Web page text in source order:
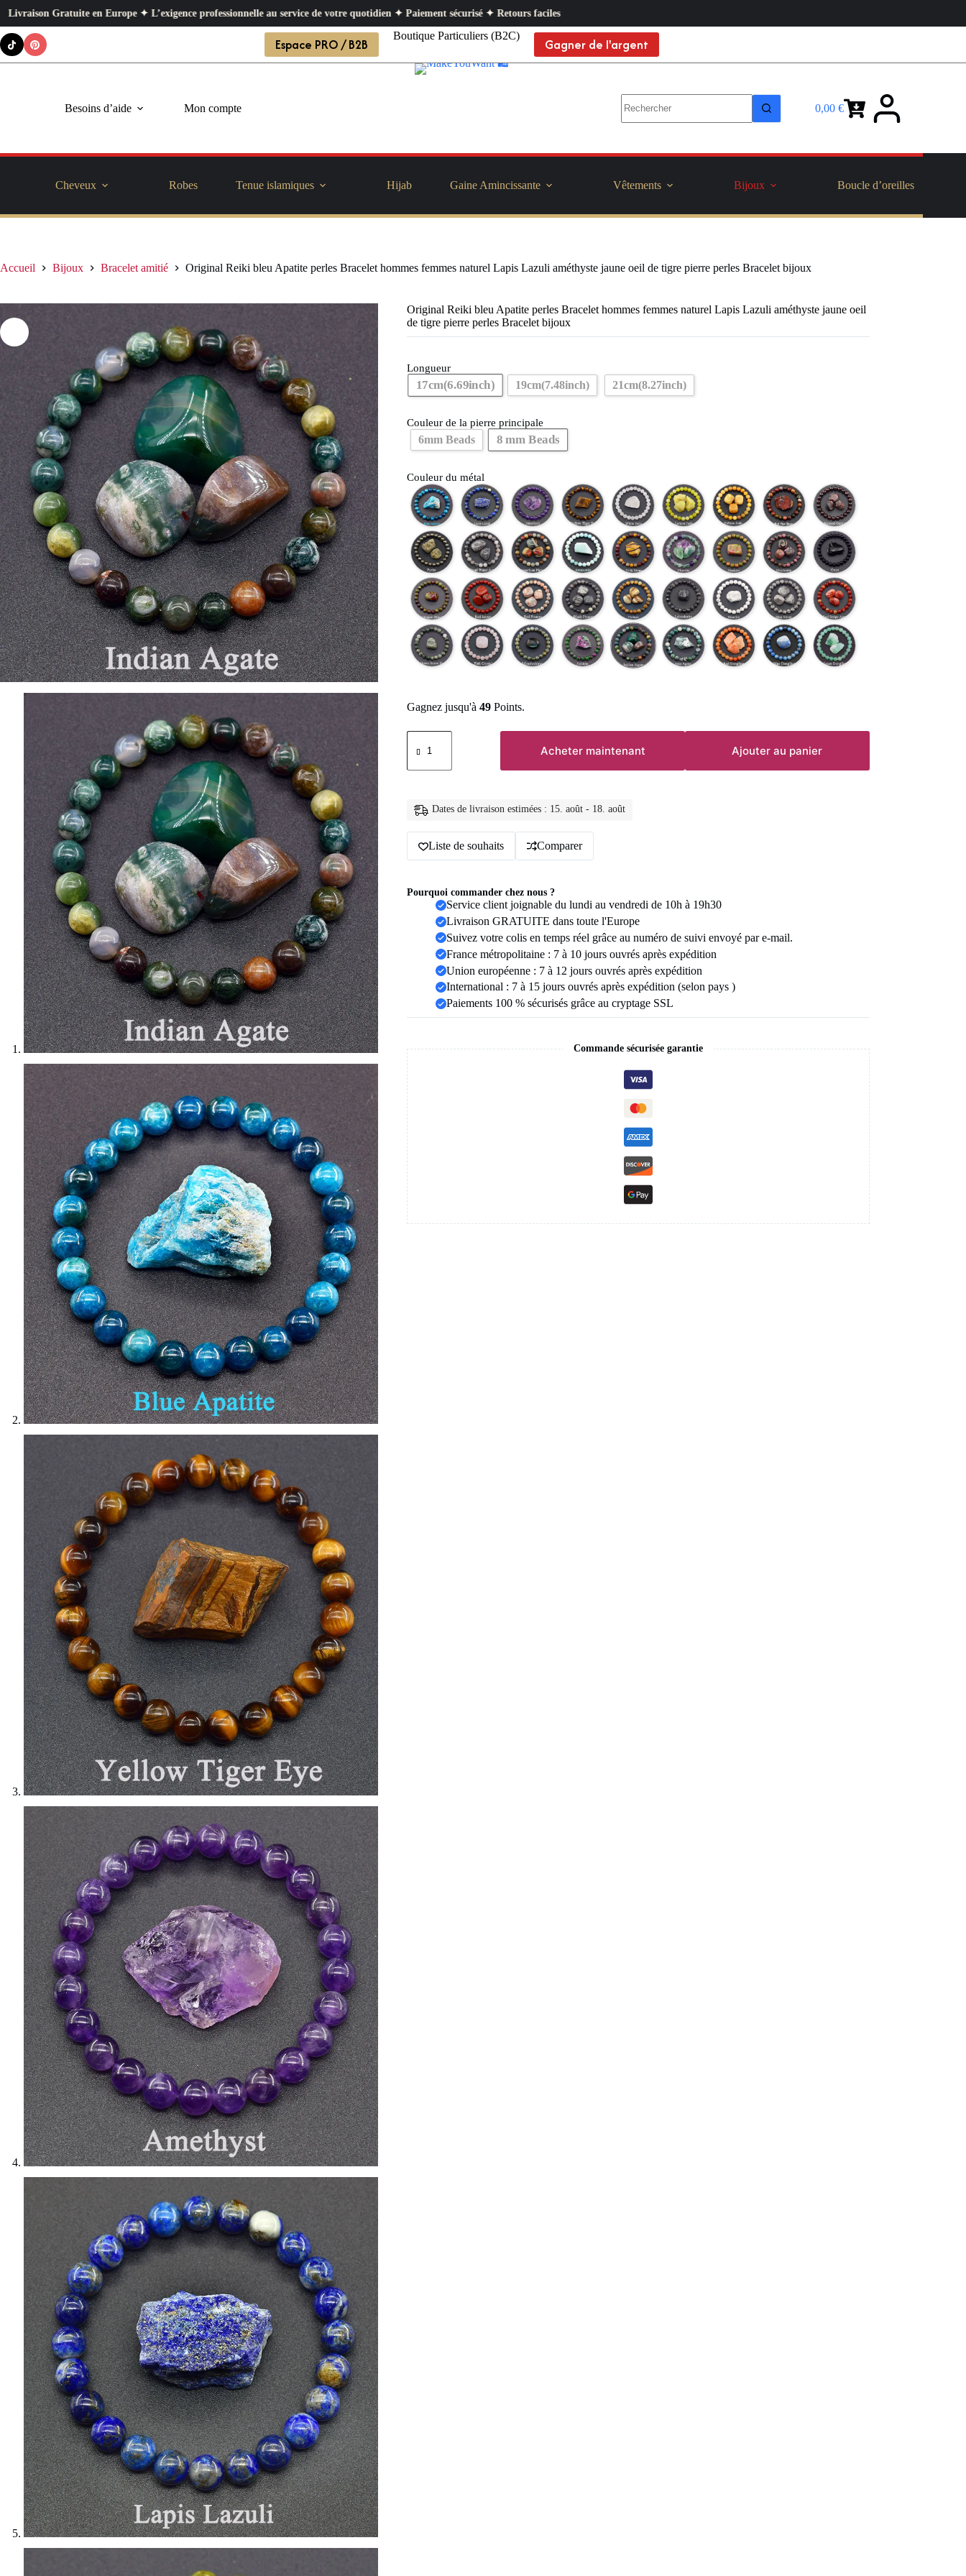
Europe ✦ L’exigence professionnelle au service de votre quotidien ✦ Paiement sécurisé ✦ Retours faciles
Passer
au
contenu
Espace PRO / B2B Boutique Particuliers (B2C) Gagner de l'argent
Besoins d’aide Mon compte
Panier
0,00 €
Cheveux Robes Tenue islamiques Hijab Gaine Amincissante Vêtements Bijoux Boucle d’oreilles
Accueil Bijoux Bracelet amitié Original Reiki bleu Apatite perles Bracelet hommes femmes naturel Lapis Lazuli améthyste jaune oeil de tigre pierre perles Bracelet bijoux
Original Reiki bleu Apatite perles Bracelet hommes femmes naturel Lapis Lazuli améthyste jaune oeil
de tigre pierre perles Bracelet bijoux
Longueur
17cm(6.69inch) 19cm(7.48inch) 21cm(8.27inch)
Couleur de la pierre principale
6mm Beads 8 mm Beads
Couleur du métal
Gagnez jusqu'à49 Points.
quantité
de
Reiki
perles
hommes
femmes
naturel
améthyste
Bracelet
Acheter maintenant Ajouter au panier
Dates de livraison estimées : 15. août - 18. août
Liste de souhaits Comparer
Pourquoi commander chez nous ?
Service client joignable du lundi au vendredi de 10h à 19h30
Livraison GRATUITE dans toute l'Europe
Suivez votre colis en temps réel grâce au numéro de suivi envoyé par e-mail.
France métropolitaine : 7 à 10 jours ouvrés après expédition
Union européenne : 7 à 12 jours ouvrés après expédition
International : 7 à 15 jours ouvrés après expédition (selon pays )
Paiements 100 % sécurisés grâce au cryptage SSL
Commande sécurisée garantie